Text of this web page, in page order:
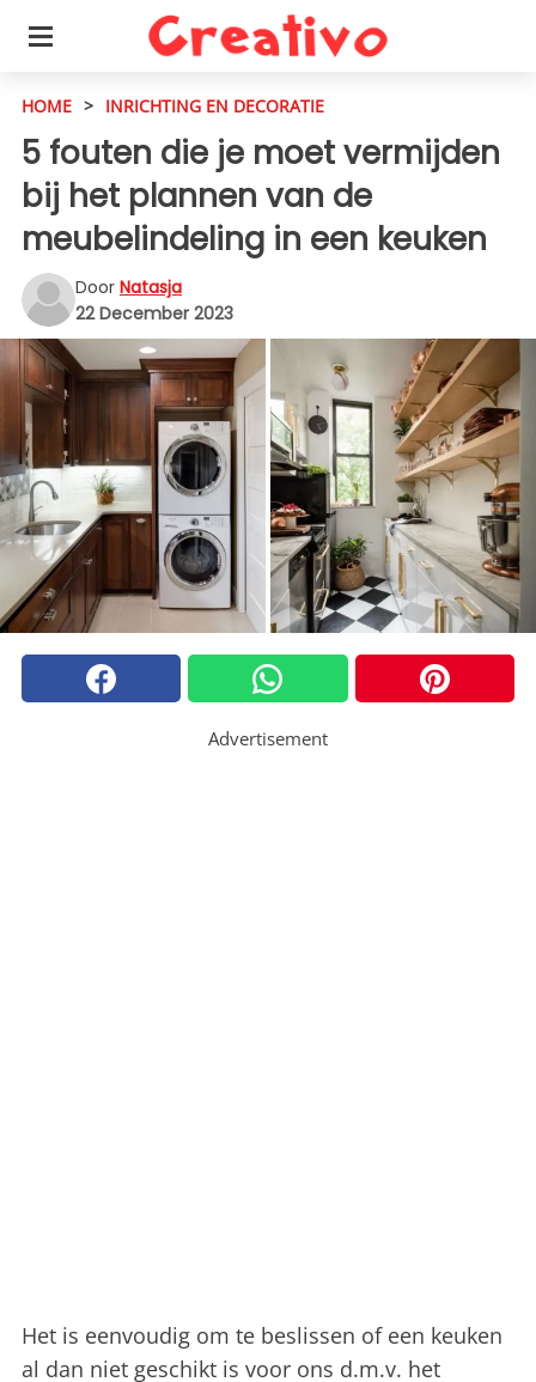
HOME > INRICHTING EN DECORATIE
5 fouten die je moet vermijden
bij het plannen van de
meubelindeling in een keuken
Door Natasja
22 December 2023
Advertisement
Het is eenvoudig om te beslissen of een keuken
al dan niet geschikt is voor ons d.m.v. het